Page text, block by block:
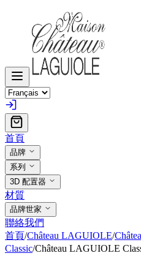
首頁
品牌
系列
3D 配置器
材質
品牌世家
聯絡我們
首頁/Château LAGUIOLE/
Classic/Château LAGUIOLE